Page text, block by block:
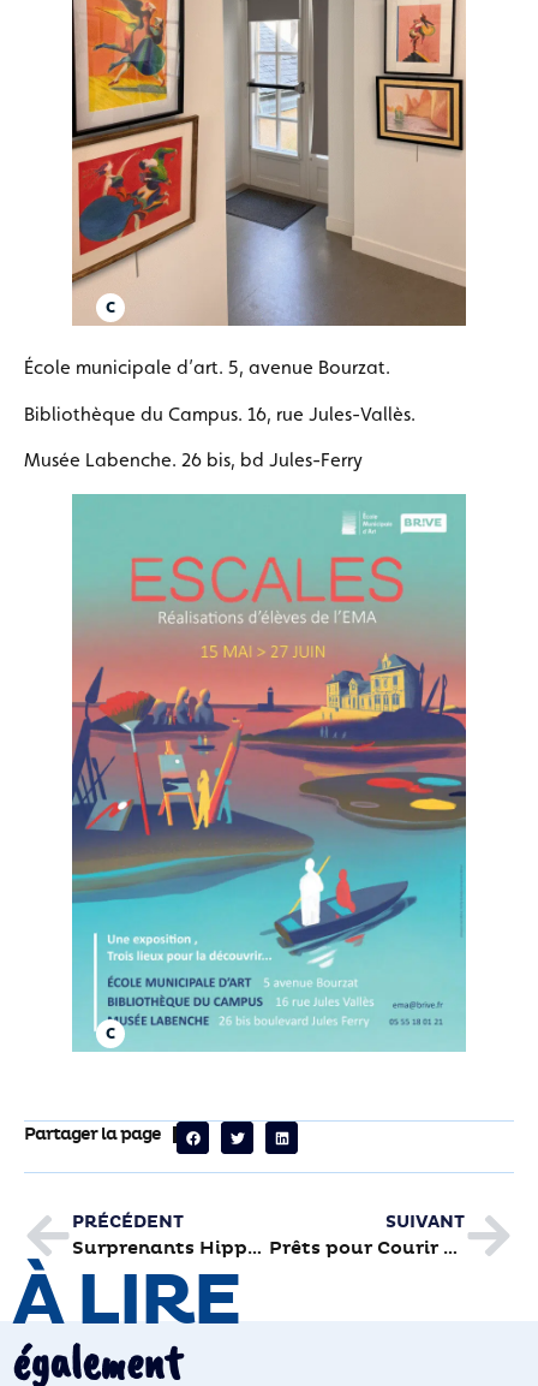
École municipale d’art. 5, avenue Bourzat.
Bibliothèque du Campus. 16, rue Jules-Vallès.
Musée Labenche. 26 bis, bd Jules-Ferry
Partager la page
PRÉCÉDENT
Surprenants Hippocampe(s)
SUIVANT
Prêts pour Courir à Brive ?
À LIRE
également